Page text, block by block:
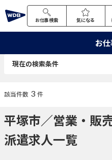
お仕事検索 気になる
お
現在の検索条件
該当件数 3 件
平塚市／営業・販
派遣求人一覧